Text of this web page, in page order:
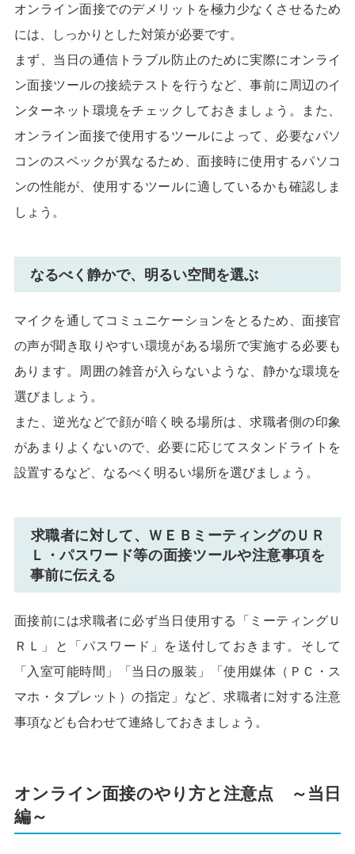
オンライン面接でのデメリットを極力少なくさせるため
には、しっかりとした対策が必要です。
まず、当日の通信トラブル防止のために実際にオンライ
ン面接ツールの接続テストを行うなど、事前に周辺のイ
ンターネット環境をチェックしておきましょう。また、
オンライン面接で使用するツールによって、必要なパソ
コンのスペックが異なるため、面接時に使用するパソコ
ンの性能が、使用するツールに適しているかも確認しま
しょう。
なるべく静かで、明るい空間を選ぶ
マイクを通してコミュニケーションをとるため、面接官
の声が聞き取りやすい環境がある場所で実施する必要も
あります。周囲の雑音が入らないような、静かな環境を
選びましょう。
また、逆光などで顔が暗く映る場所は、求職者側の印象
があまりよくないので、必要に応じてスタンドライトを
設置するなど、なるべく明るい場所を選びましょう。
求職者に対して、ＷＥＢミーティングのＵＲ
Ｌ・パスワード等の面接ツールや注意事項を
事前に伝える
面接前には求職者に必ず当日使用する「ミーティングＵ
ＲＬ」と「パスワード」を送付しておきます。そして
「入室可能時間」「当日の服装」「使用媒体（ＰＣ・ス
マホ・タブレット）の指定」など、求職者に対する注意
事項なども合わせて連絡しておきましょう。
オンライン面接のやり方と注意点 ～当日
編～